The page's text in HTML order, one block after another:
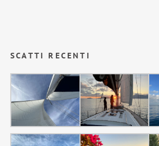
SCATTI RECENTI